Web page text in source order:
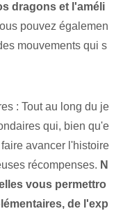
dragons et l'améli
pouvez égalemen
mouvements qui s
: Tout au long du je
qui, bien qu'e
avancer l'histoire
récompenses. N
vous permettro
de l'exp